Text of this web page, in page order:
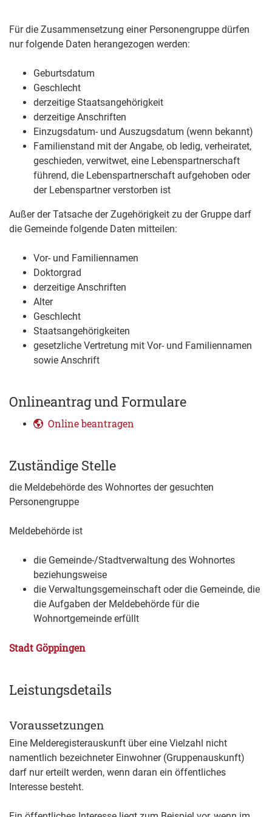
Für die Zusammensetzung einer Personengruppe dürfen
nur folgende Daten herangezogen werden:
Geburtsdatum
Geschlecht
derzeitige Staatsangehörigkeit
derzeitige Anschriften
Einzugsdatum- und Auszugsdatum (wenn bekannt)
Familienstand mit der Angabe, ob ledig, verheiratet,
geschieden, verwitwet, eine Lebenspartnerschaft
führend, die Lebenspartnerschaft aufgehoben oder
der Lebenspartner verstorben ist
Außer der Tatsache der Zugehörigkeit zu der Gruppe darf
die Gemeinde folgende Daten mitteilen:
Vor- und Familiennamen
Doktorgrad
derzeitige Anschriften
Alter
Geschlecht
Staatsangehörigkeiten
gesetzliche Vertretung mit Vor- und Familiennamen
sowie Anschrift
Onlineantrag und Formulare
Online beantragen
Zuständige Stelle
die Meldebehörde des Wohnortes der gesuchten
Personengruppe
Meldebehörde ist
die Gemeinde-/Stadtverwaltung des Wohnortes
beziehungsweise
die Verwaltungsgemeinschaft oder die Gemeinde, die
die Aufgaben der Meldebehörde für die
Wohnortgemeinde erfüllt
Stadt Göppingen
Leistungsdetails
Voraussetzungen
Eine Melderegisterauskunft über eine Vielzahl nicht
namentlich bezeichneter Einwohner (Gruppenauskunft)
darf nur erteilt werden, wenn daran ein öffentliches
Interesse besteht.